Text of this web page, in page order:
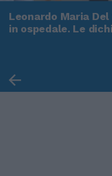
Leonardo Maria
in ospedale. Le